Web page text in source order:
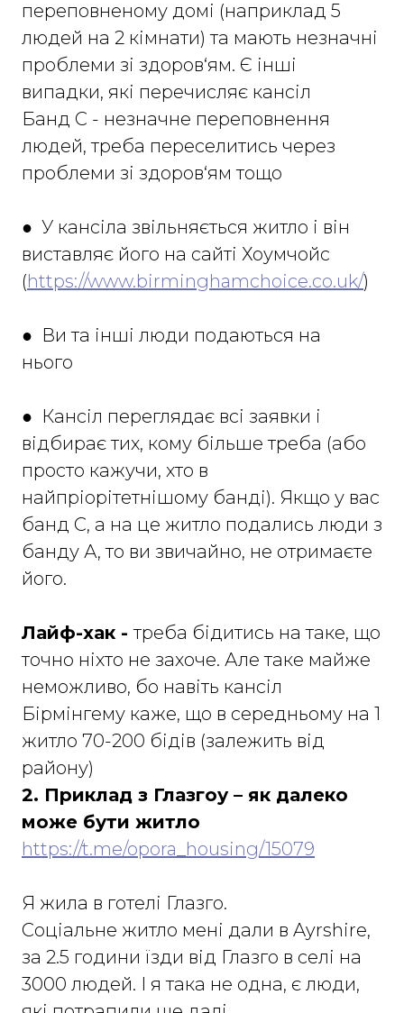
переповненому домі (наприклад 5
людей на 2 кімнати) та мають незначні
проблеми зі здоров‘ям. Є інші
випадки, які перечисляє кансіл
Банд C - незначне переповнення
людей, треба переселитись через
проблеми зі здоров‘ям тощо
● У кансіла звільняється житло і він
виставляє його на сайті Хоумчойс
(https://www.birminghamchoice.co.uk/)
● Ви та інші люди подаються на
нього
● Кансіл переглядає всі заявки і
відбирає тих, кому більше треба (або
просто кажучи, хто в
найпріорітетнішому банді). Якщо у вас
банд С, а на це житло подались люди з
банду А, то ви звичайно, не отримаєте
його.
Лайф-хак -треба бідитись на таке, що
точно ніхто не захоче. Але таке майже
неможливо, бо навіть кансіл
Бірмінгему каже, що в середньому на 1
житло 70-200 бідів (залежить від
району)
2. Приклад з Глазгоу – як далеко
може бути житло
https://t.me/opora_housing/15079
Я жила в готелі Глазго.
Соціальне житло мені дали в Ayrshire,
за 2.5 години їзди від Глазго в селі на
3000 людей. І я така не одна, є люди,